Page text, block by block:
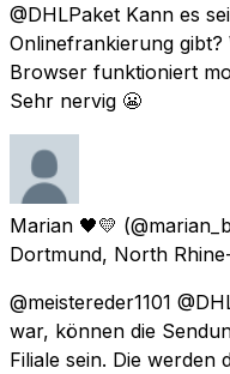
@DHLPaket Kann es
Onlinefrankierung
Browser funktioniert
Sehr nervig 😬
Marian 🖤💛
Dortmund, North
@meistereder1101
war, können die
Filiale sein. Die werden